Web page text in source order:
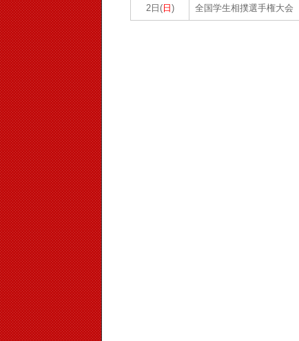
2日(日 ) 全国学生相撲選手権大会